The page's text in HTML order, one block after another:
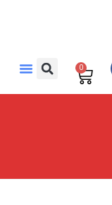
0